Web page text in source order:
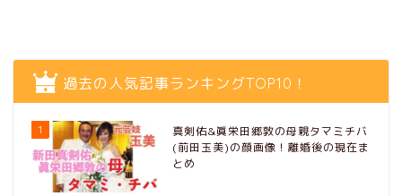
過去の人気記事ランキングTOP10！
1
真剣佑&眞栄田郷敦の母親タマミチバ
(前田玉美)の顔画像！離婚後の現在ま
とめ